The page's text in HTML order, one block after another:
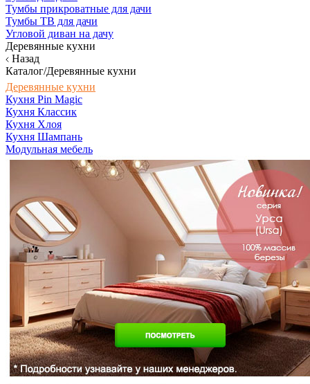
Тумбы прикроватные для дачи
Тумбы ТВ для дачи
Угловой диван на дачу
Деревянные кухни
Назад
Каталог/Деревянные кухни
Деревянные кухни
Кухня Pin Magic
Кухня Классик
Кухня Хлоя
Кухня Шампань
Модульная мебель